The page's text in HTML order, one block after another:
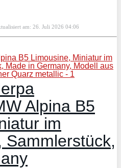
am: 26. Juli 2026 04:06
Alpina B5
im